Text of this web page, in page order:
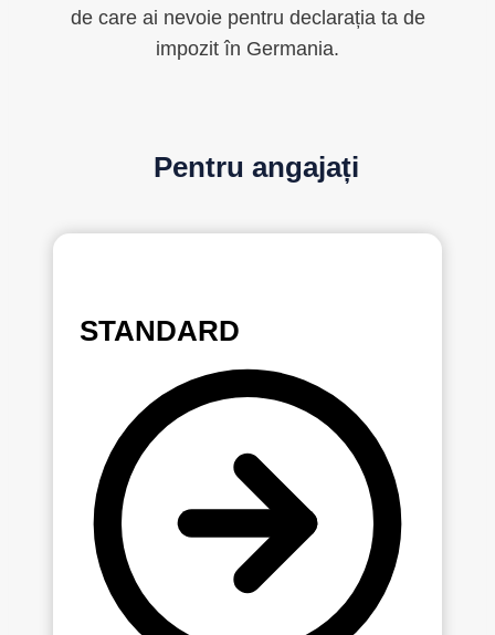
de care ai nevoie pentru declarația ta de
impozit în Germania.
Pentru angajați
STANDARD